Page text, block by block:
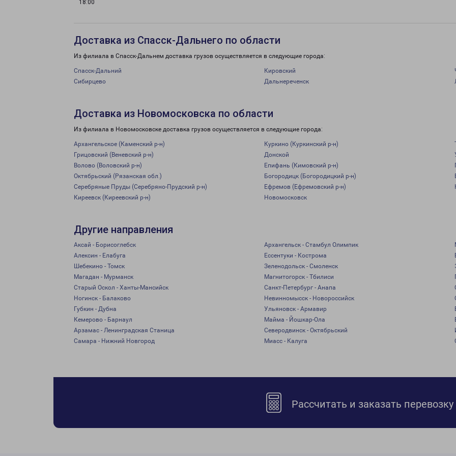
18:00
Доставка из Спасск-Дальнего по области
Из филиала в Спасск-Дальнем доставка грузов осуществляется в следующие города:
Спасск-Дальний Кировский
Сибирцево
Дальнереченск
Доставка из Новомосковска по области
Из филиала в Новомосковске доставка грузов осуществляется в следующие города:
Архангельское (Каменский р-н) Куркино (Куркинский р-н)
Грицовский (Веневский р-н)
Донской
Волово (Воловский р-н)
Епифань (Кимовский р-н)
Октябрьский (Рязанская обл.)
Богородицк (Богородицкий р-н)
Серебряные Пруды (Серебряно-Прудский р-н)
Ефремов (Ефремовский р-н)
Киреевск (Киреевский р-н)
Новомосковск
Другие направления
Аксай - Борисоглебск Архангельск - Стамбул Олимпик
Алексин - Елабуга
Ессентуки - Кострома
Шебекино - Томск
Зеленодольск - Смоленск
Магадан - Мурманск
Магнитогорск - Тбилиси
Старый Оскол - Ханты-Мансийск
Санкт-Петербург - Анапа
Ногинск - Балаково
Невинномысск - Новороссийск
Губкин - Дубна
Ульяновск - Армавир
Кемерово - Барнаул
Майма - Йошкар-Ола
Арзамас - Ленинградская Станица
Северодвинск - Октябрьский
Самара - Нижний Новгород
Миасс - Калуга
Рассчитать и заказать перевозку